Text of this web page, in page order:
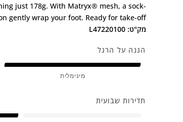
just 178g. With Matryx® mesh, a sock-
gently wrap your foot. Ready for take-off.
מק"ט: L47220100
הגנה על הרגל
מינימלית
תדירות שבועית